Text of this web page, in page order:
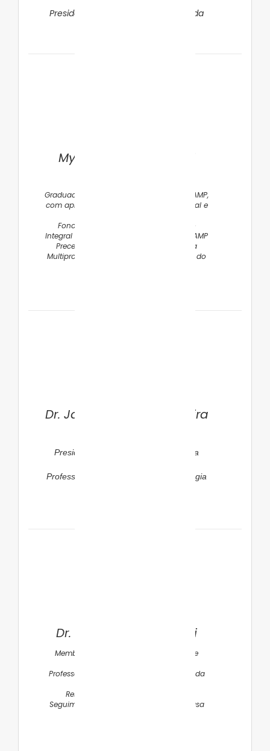
Presidente DC Suporte Nutricional da
Myrian Maria Andreotti
Graduada em Fonoaudiologia pela UNICAMP,
com aprimoramento em Disfagia Neonatal e
Fonoaudióloga do Centro de Atenção
Integral à Saúde da Mulher- CAISM/UNICAMP
Preceptora do Programa de Residência
Multiprofissional em Saúde da Criança e do
Dr. Jamil Pedro de Siqueira
Presidente do DC de Neonatologia da
Professor Livre-Docente em Neonatologia
Dr. Paulo Roberto Pachi
Membro do Departamento Científico de
Professor do Departamento de Pediatria da
Responsável pelo Ambulatório de
Seguimento de Prematuros da Santa Casa